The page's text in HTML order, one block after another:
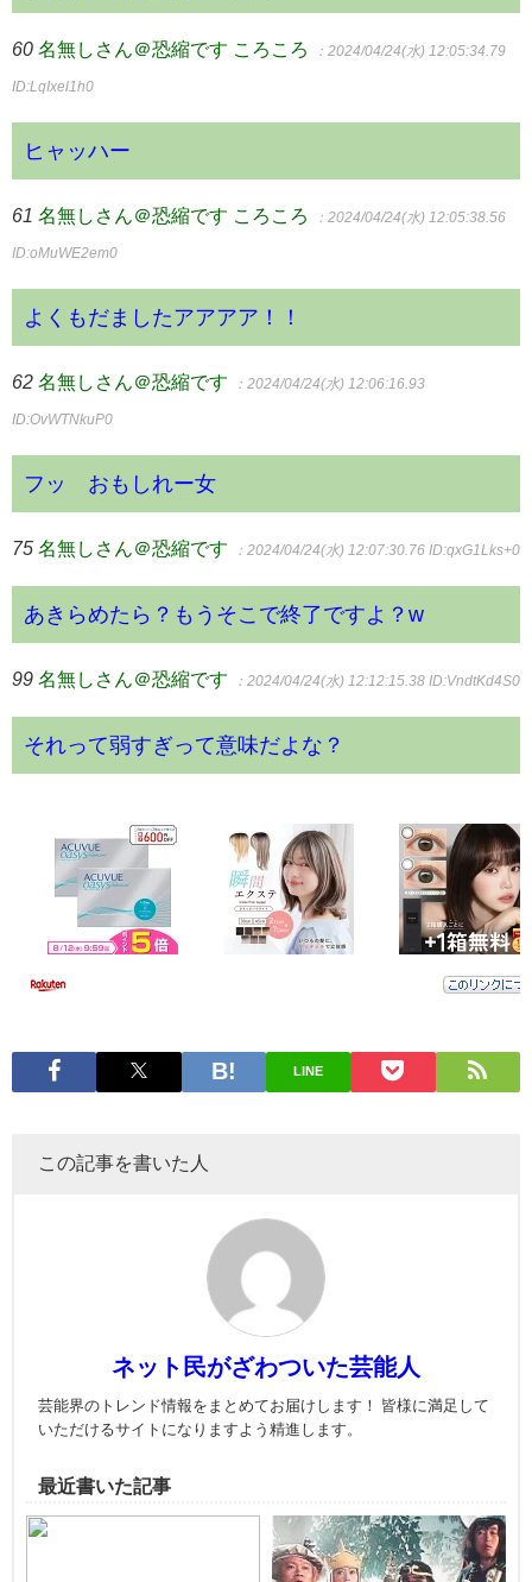
60 名無しさん＠恐縮です ころころ ：2024/04/24(水) 12:05:34.79
ID:LqIxel1h0
ヒャッハー
61 名無しさん＠恐縮です ころころ ：2024/04/24(水) 12:05:38.56
ID:oMuWE2em0
よくもだましたアアアア！！
62 名無しさん＠恐縮です ：2024/04/24(水) 12:06:16.93
ID:OvWTNkuP0
フッ おもしれー女
75 名無しさん＠恐縮です ：2024/04/24(水) 12:07:30.76 ID:qxG1Lks+0
あきらめたら？もうそこで終了ですよ？w
99 名無しさん＠恐縮です ：2024/04/24(水) 12:12:15.38 ID:VndtKd4S0
それって弱すぎって意味だよな？
LINE
この記事を書いた人
ネット民がざわついた芸能人
芸能界のトレンド情報をまとめてお届けします！ 皆様に満足して
いただけるサイトになりますよう精進します。
最近書いた記事